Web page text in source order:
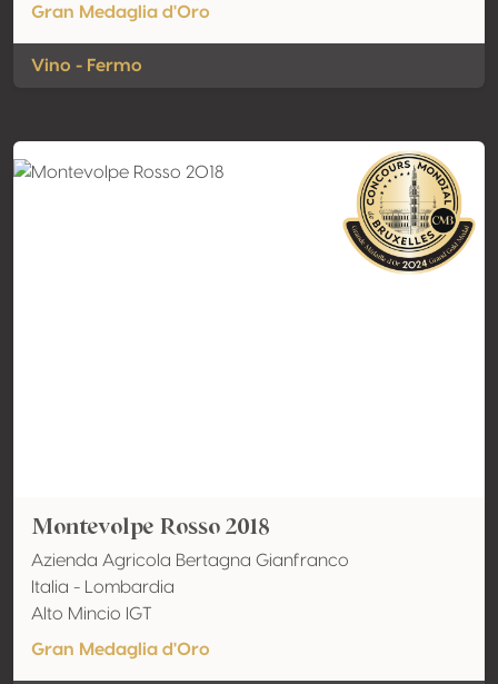
Gran Medaglia d'Oro
Vino - Fermo
Montevolpe Rosso 2018
Azienda Agricola Bertagna Gianfranco
Italia - Lombardia
Alto Mincio IGT
Gran Medaglia d'Oro